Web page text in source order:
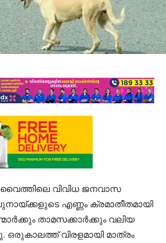
വിവിധ ജനവാസ
എണ്ണം ക്രമാതീതമായി
താമസക്കാർക്കും വലിയ
വിരളമായി മാത്രം